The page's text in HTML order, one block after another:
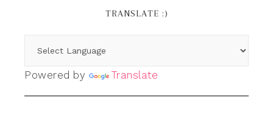
TRANSLATE :)
Powered by Translate